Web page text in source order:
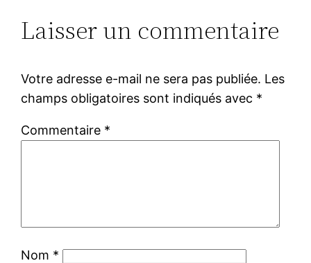
Laisser un commentaire
Votre adresse e-mail ne sera pas publiée. Les
champs obligatoires sont indiqués avec *
Commentaire *
Nom *